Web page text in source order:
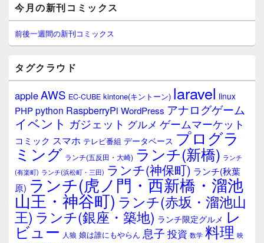
イ
ン
サ
イ
ウ
ィ
ジ
ェ
ア
今月の新刊コミックス
前後一週間の新刊コミックス
タグクラウド
appleAWS EC-CUBE kintone(キントーン) laravel linux
PHPpython RaspberryPi WordPress アナログゲーム
イベント ガジェット グルメ ゲームマーケット
コミック スマホ テレビ番組 データベース プログラ
ミング ランチ(五反田・大崎) ランチ(新橋) ランチ
(有楽町) ランチ(浜松町・三田) ランチ(神保町) ランチ(秋葉
原) ランチ(虎ノ門・西新橋・溜池
山王・神谷町) ランチ(赤坂・溜池山
王) ランチ(銀座・築地) ランチ限定グルメ レ
ビュー 人狼 娘は誰にもやらん 息子 投資 数学 料理 映